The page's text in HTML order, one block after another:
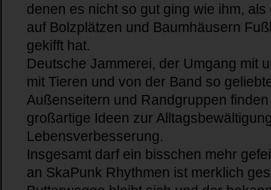
denen es nicht so gut ging wie ihm, als
auf Bolzplätzen und Baumhäusern
gekifft hat.
Deutsche Jammerei, der Umgang mit
mit Tieren und von der Band so
Außenseitern und Randgruppen
großartige Ideen zur
Lebensverbesserung.
Insgesamt darf ein bisschen mehr
an SkaPunk Rhythmen ist merklich